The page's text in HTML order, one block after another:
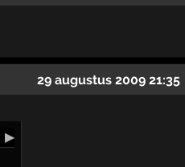
29 augustus 2009 21:35
▶